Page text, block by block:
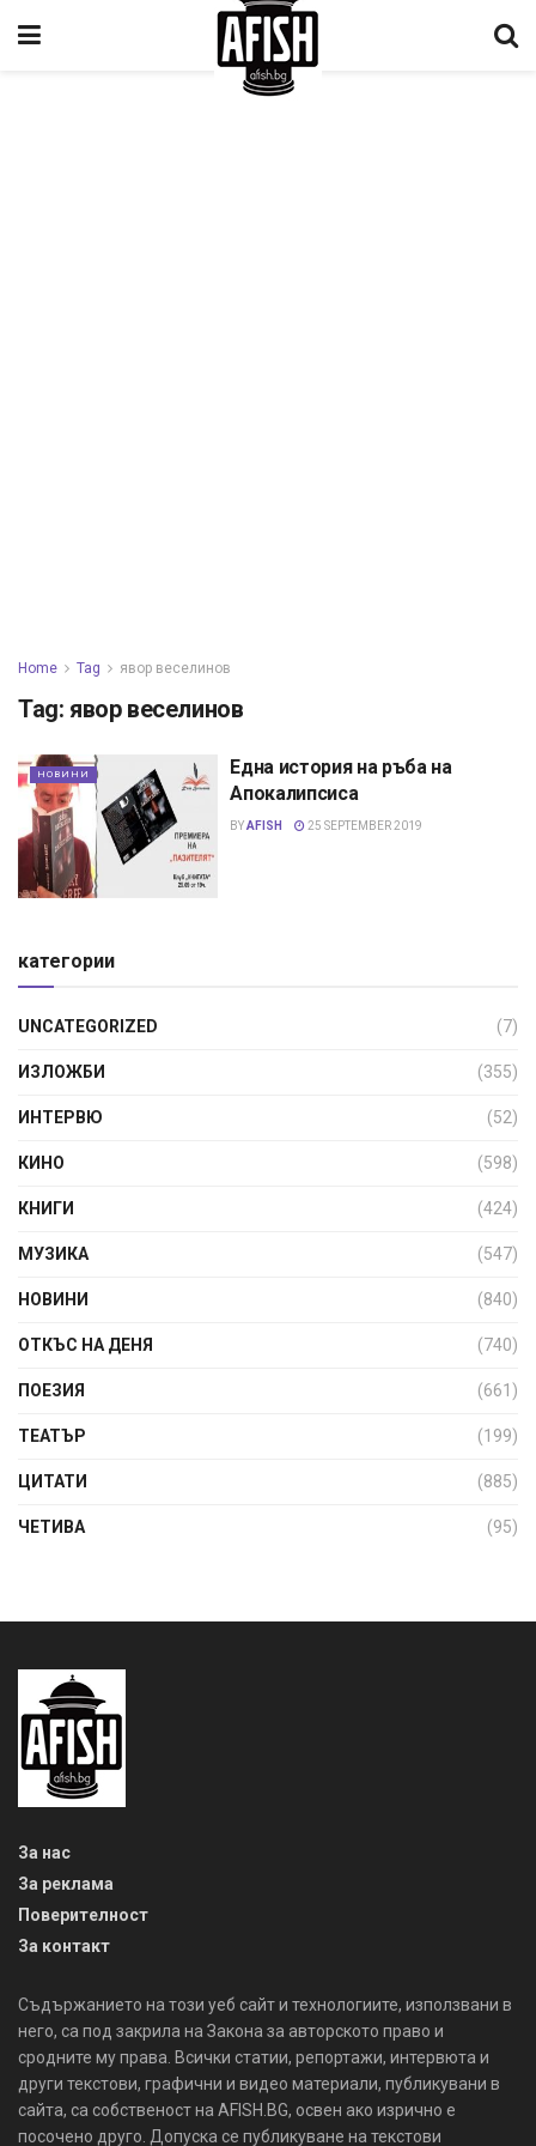
Home Tag явор веселинов
Tag: явор веселинов
НОВИНИ
Една история на ръба на
Апокалипсиса
BYAFISH 25 SEPTEMBER 2019
категории
UNCATEGORIZED (7)
ИЗЛОЖБИ (355)
ИНТЕРВЮ (52)
КИНО (598)
КНИГИ (424)
МУЗИКА (547)
НОВИНИ (840)
ОТКЪС НА ДЕНЯ (740)
ПОЕЗИЯ (661)
ТЕАТЪР (199)
ЦИТАТИ (885)
ЧЕТИВА (95)
За нас
За реклама
Поверителност
За контакт
Съдържанието на този уеб сайт и технологиите, използвани в
него, са под закрила на Закона за авторското право и
сродните му права. Всички статии, репортажи, интервюта и
други текстови, графични и видео материали, публикувани в
сайта, са собственост на AFISH.BG, освен ако изрично е
посочено друго. Допуска се публикуване на текстови